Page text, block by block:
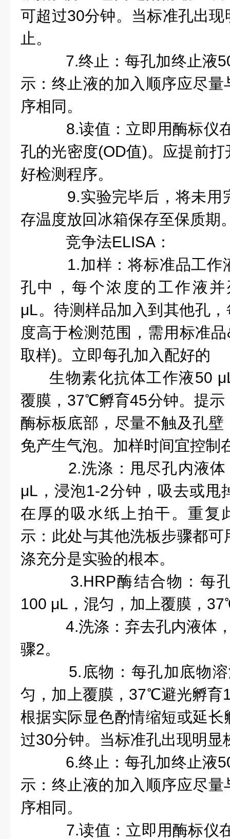
可超过30分钟。当标准孔出
止。
7.终止：每孔加终止液
示：终止液的加入顺序应尽
序相同。
8.读值：立即用酶标仪
孔的光密度(OD值)。应提前
好检测程序。
9.实验完毕后，将未用
存温度放回冰箱保存至保质期
竞争法ELISA：
1.加样：将标准品工作
孔中，每个浓度的工作液
μL。待测样品加入到其他孔
度高于检测范围，需用标准
取样)。立即每孔加入配好的
生物素化抗体工作液50
覆膜，37℃孵育45分钟。提示
酶标板底部，尽量不触及孔
免产生气泡。加样时间宜控制
2.洗涤：甩尽孔内液体
μL，浸泡1-2分钟，吸去或甩
在厚的吸水纸上拍干。重复
示：此处与其他洗板步骤都
涤充分是实验的根本。
3.HRP酶结合物：每
100 μL，混匀，加上覆膜，
4.洗涤：弃去孔内液体
骤2。
5.底物：每孔加底物溶
匀，加上覆膜，37℃避光孵育
根据实际显色酌情缩短或延长
过30分钟。当标准孔出现明显
6.终止：每孔加终止液
示：终止液的加入顺序应尽
序相同。
7.读值：立即用酶标仪